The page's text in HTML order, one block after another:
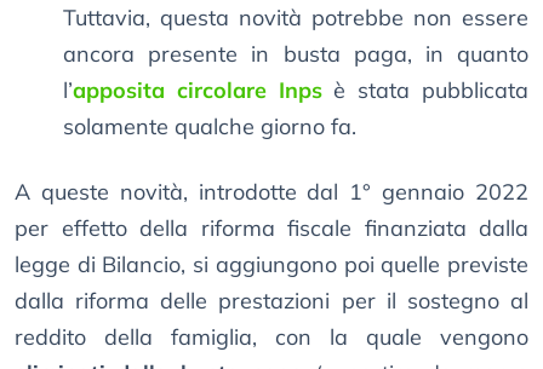
Tuttavia, questa novità potrebbe non essere
ancora presente in busta paga, in quanto
l’apposita circolare Inpsè stata pubblicata
solamente qualche giorno fa.
A queste novità, introdotte dal 1° gennaio 2022
per effetto della riforma fiscale finanziata dalla
legge di Bilancio, si aggiungono poi quelle previste
dalla riforma delle prestazioni per il sostegno al
reddito della famiglia, con la quale vengono